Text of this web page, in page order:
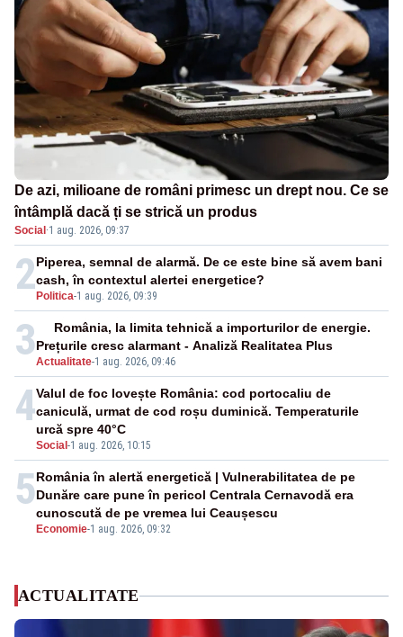
De azi, milioane de români primesc un drept nou. Ce se
întâmplă dacă ți se strică un produs
Social ·1 aug. 2026, 09:37
2 Politica-1 aug. 2026, 09:39
Piperea, semnal de alarmă. De ce este bine să avem bani
cash, în contextul alertei energetice?
3Actualitate-1 aug. 2026, 09:46
România, la limita tehnică a importurilor de energie.
Prețurile cresc alarmant - Analiză Realitatea Plus
4
Social -1 aug. 2026, 10:15
Valul de foc lovește România: cod portocaliu de
caniculă, urmat de cod roșu duminică. Temperaturile
urcă spre 40°C
5
Economie-1 aug. 2026, 09:32
România în alertă energetică | Vulnerabilitatea de pe
Dunăre care pune în pericol Centrala Cernavodă era
cunoscută de pe vremea lui Ceaușescu
ACTUALITATE